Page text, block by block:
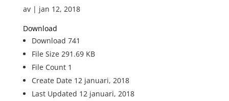
av | jan 12, 2018
Download
Download 741
File Size 291.69 KB
File Count 1
Create Date 12 januari, 2018
Last Updated 12 januari, 2018